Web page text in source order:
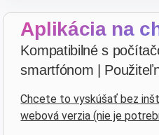
François · France
“Très bon logiciel que
Son accessibilité sur
Aplikácia na
Kompatibilné s
smartfónom |
Chcete to vyskúšať bez
webová verzia (nie je